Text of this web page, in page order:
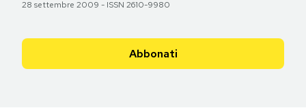
28 settembre 2009 - ISSN 2610-9980
Abbonati